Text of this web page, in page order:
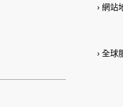
網站
全球